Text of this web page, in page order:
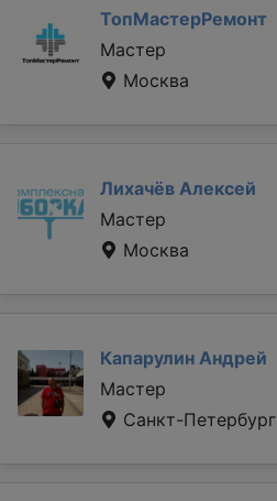
ТопМастерРемонт
Мастер
Москва
Лихачёв Алексей
Мастер
Москва
Капарулин Андрей
Мастер
Санкт-Петербург